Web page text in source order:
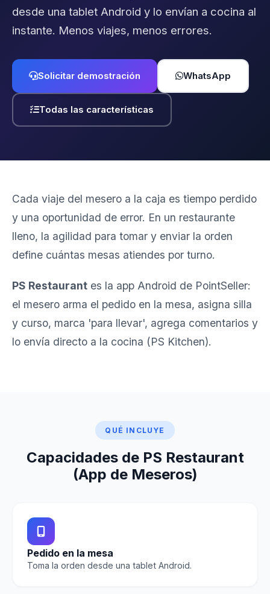
desde una tablet Android y lo envían a cocina al
instante. Menos viajes, menos errores.
Solicitar demostración WhatsApp
Todas las características
Cada viaje del mesero a la caja es tiempo perdido
y una oportunidad de error. En un restaurante
lleno, la agilidad para tomar y enviar la orden
define cuántas mesas atiendes por turno.
PS Restaurant es la app Android de PointSeller:
el mesero arma el pedido en la mesa, asigna silla
y curso, marca 'para llevar', agrega comentarios y
lo envía directo a la cocina (PS Kitchen).
QUÉ INCLUYE
Capacidades de PS Restaurant
(App de Meseros)
Pedido en la mesa
Toma la orden desde una tablet Android.